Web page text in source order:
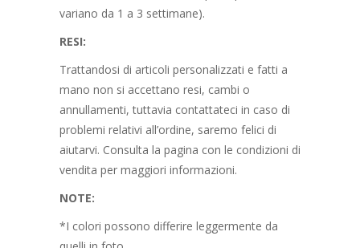
variano da 1 a 3 settimane).
RESI:
Trattandosi di articoli personalizzati e fatti a
mano non si accettano resi, cambi o
annullamenti, tuttavia contattateci in caso di
problemi relativi all’ordine, saremo felici di
aiutarvi. Consulta la pagina con le condizioni di
vendita per maggiori informazioni.
NOTE:
*I colori possono differire leggermente da